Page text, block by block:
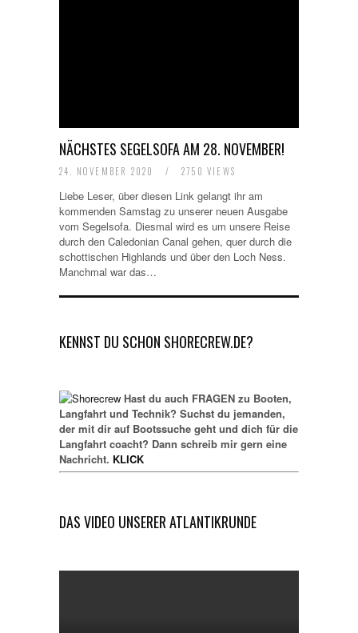
NÄCHSTES SEGELSOFA AM 28. NOVEMBER!
24. NOVEMBER 2020 / 2750 VIEWS
Liebe Leser, über diesen Link gelangt ihr am
kommenden Samstag zu unserer neuen Ausgabe
vom Segelsofa. Diesmal wird es um unsere Reise
durch den Caledonian Canal gehen, quer durch die
schottischen Highlands und über den Loch Ness.
Manchmal war das…
KENNST DU SCHON SHORECREW.DE?
Hast du auch FRAGEN zu Booten,
Langfahrt und Technik? Suchst du jemanden,
der mit dir auf Bootssuche geht und dich für die
Langfahrt coacht? Dann schreib mir gern eine
Nachricht. KLICK
DAS VIDEO UNSERER ATLANTIKRUNDE